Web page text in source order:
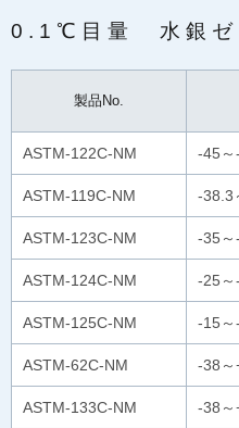
0.1℃目量 水銀ゼ
製品No.
ASTM-122C-NM -45
ASTM-119C-NM -38.3
ASTM-123C-NM -35
ASTM-124C-NM -25
ASTM-125C-NM -15
ASTM-62C-NM -38
ASTM-133C-NM -38